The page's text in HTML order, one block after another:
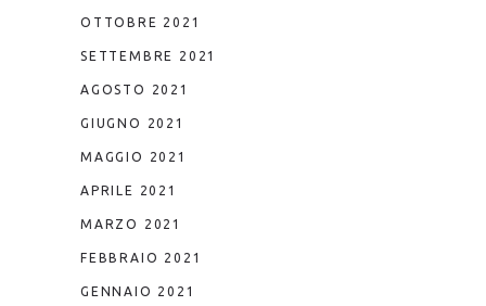
OTTOBRE 2021
SETTEMBRE 2021
AGOSTO 2021
GIUGNO 2021
MAGGIO 2021
APRILE 2021
MARZO 2021
FEBBRAIO 2021
GENNAIO 2021